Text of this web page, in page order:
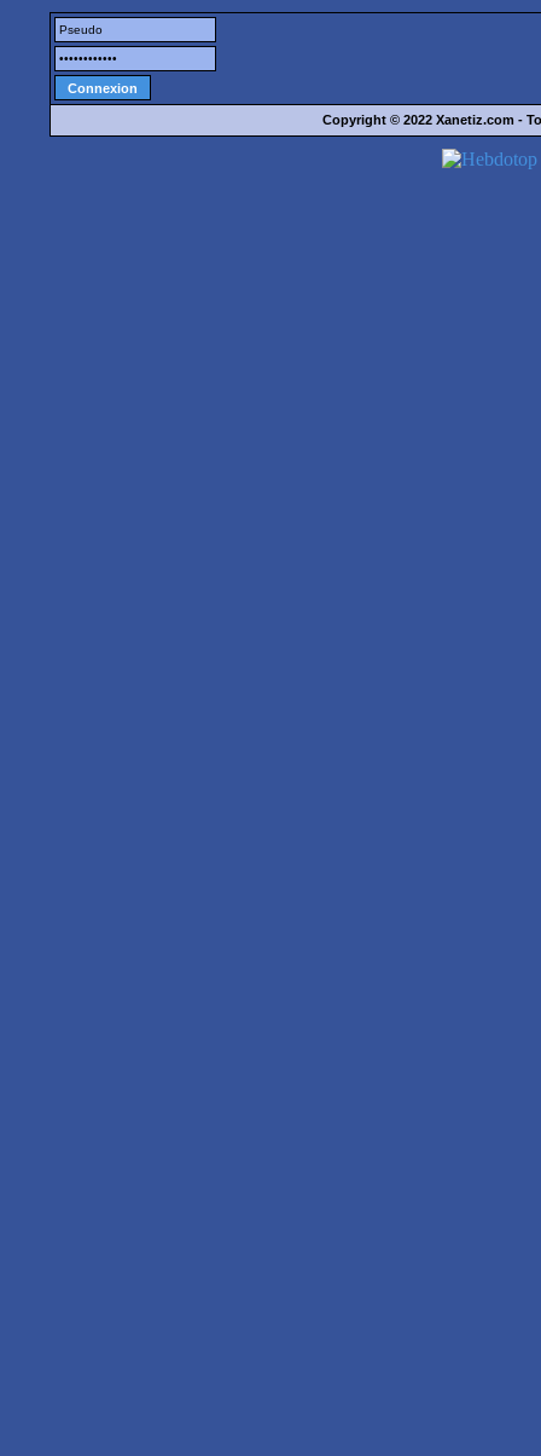
Copyright © 2022 Xanetiz.com -